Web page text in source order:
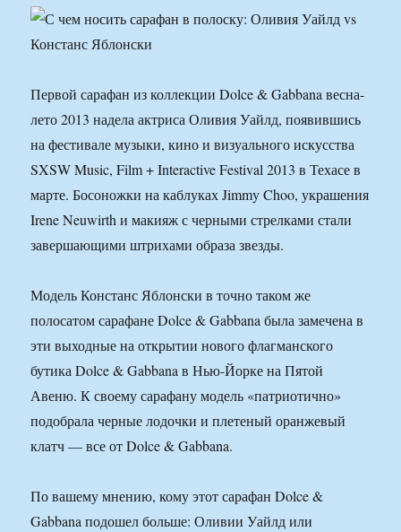
Первой сарафан из коллекции Dolce & Gabbana весна-
лето 2013 надела актриса Оливия Уайлд, появившись
на фестивале музыки, кино и визуального искусства
SXSW Music, Film + Interactive Festival 2013 в Техасе в
марте. Босоножки на каблуках Jimmy Choo, украшения
Irene Neuwirth и макияж с черными стрелками стали
завершающими штрихами образа звезды.
Модель Констанс Яблонски в точно таком же
полосатом сарафане Dolce & Gabbana была замечена в
эти выходные на открытии нового флагманского
бутика Dolce & Gabbana в Нью-Йорке на Пятой
Авеню. К своему сарафану модель «патриотично»
подобрала черные лодочки и плетеный оранжевый
клатч — все от Dolce & Gabbana.
По вашему мнению, кому этот сарафан Dolce &
Gabbana подошел больше: Оливии Уайлд или